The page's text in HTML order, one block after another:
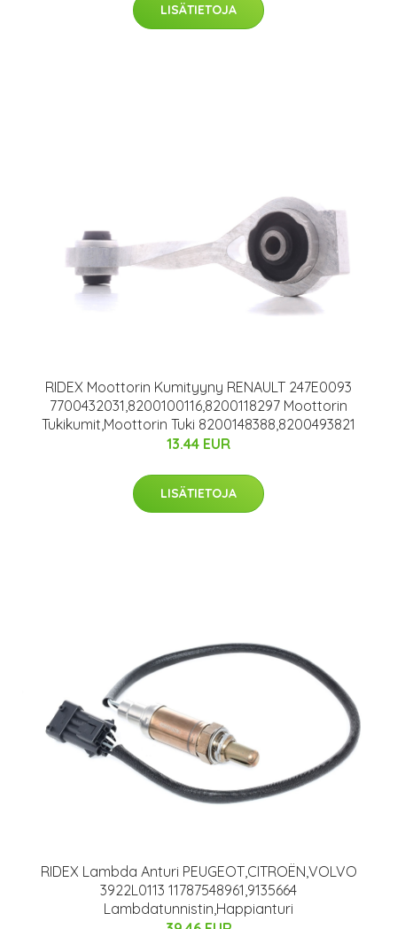
LISÄTIETOJA
RIDEX Moottorin Kumityyny RENAULT 247E0093
7700432031,8200100116,8200118297 Moottorin
Tukikumit,Moottorin Tuki 8200148388,8200493821
13.44 EUR
LISÄTIETOJA
RIDEX Lambda Anturi PEUGEOT,CITROËN,VOLVO
3922L0113 11787548961,9135664
Lambdatunnistin,Happianturi